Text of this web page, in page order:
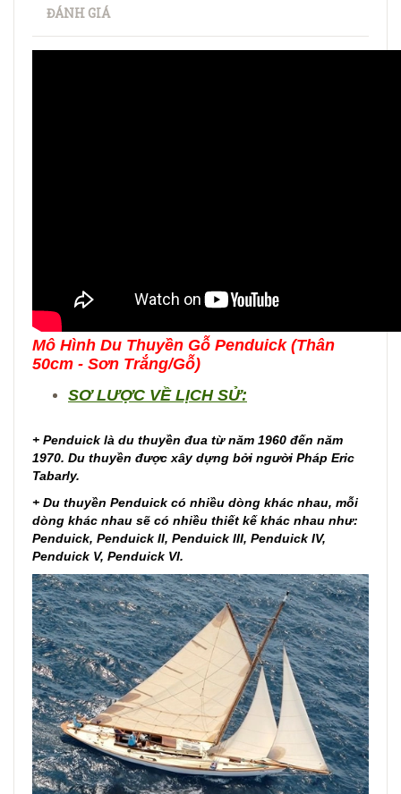
ĐÁNH GIÁ
Mô Hình Du Thuyền Gỗ Penduick (Thân
50cm - Sơn Trắng/Gỗ)
SƠ LƯỢC VỀ LỊCH SỬ:
+ Penduick là du thuyền đua từ năm 1960 đến năm
1970. Du thuyền được xây dựng bởi người Pháp Eric
Tabarly.
+ Du thuyền Penduick có nhiều dòng khác nhau, mỗi
dòng khác nhau sẽ có nhiều thiết kế khác nhau như:
Penduick, Penduick II, Penduick III, Penduick IV,
Penduick V, Penduick VI.